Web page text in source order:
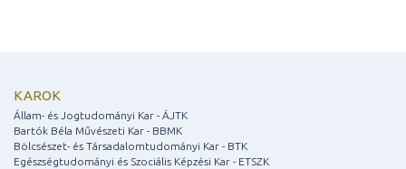
KAROK
Állam- és Jogtudományi Kar - ÁJTK
Bartók Béla Művészeti Kar - BBMK
Bölcsészet- és Társadalomtudományi Kar - BTK
Egészségtudományi és Szociális Képzési Kar - ETSZK